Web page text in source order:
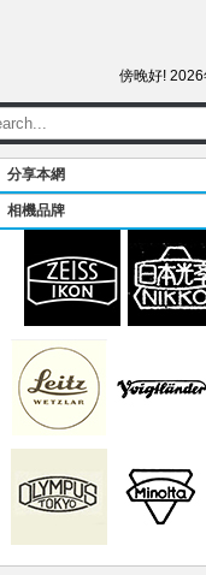
傍晚好! 2026
分享本網
相機品牌